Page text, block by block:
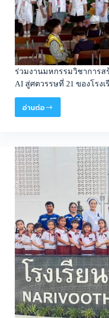
ร่วมงานมหกรรมวิชาการส
AI สู่ศตวรรษที่ 21 ของโรง
อ่านต่อ